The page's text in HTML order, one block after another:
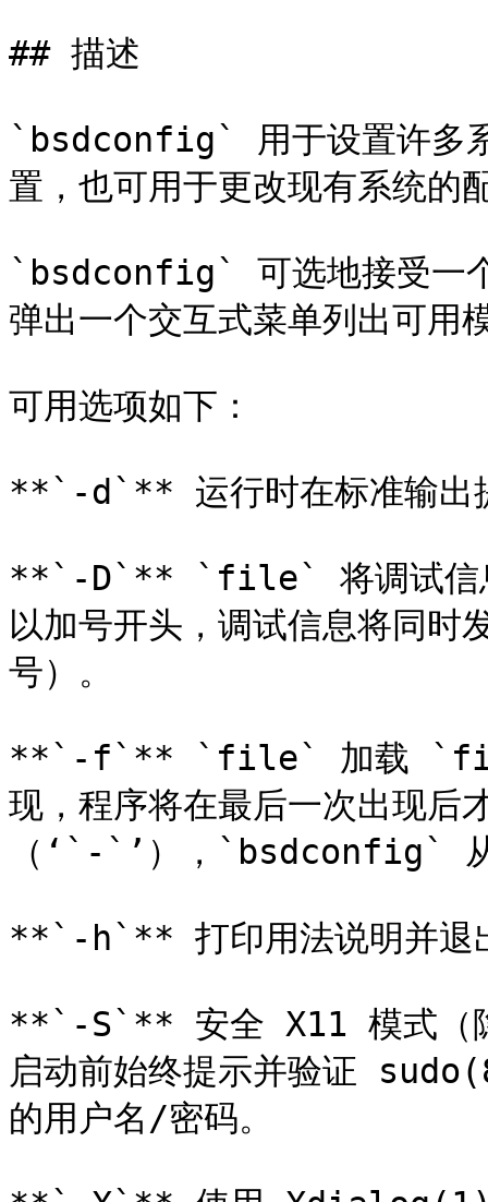
## 描述
`bsdconfig` 用于设置许多系
置，也可用于更改现有系统的
`bsdconfig` 可选地接受一个
弹出一个交互式菜单列出可用
可用选项如下：
**`-d`** 运行时在标准输出
**`-D`** `file` 将调试
以加号开头，调试信息将同时
号）。
**`-f`** `file` 加载 `file`
现，程序将在最后一次出现
（‘`-`’），`bsdconfig` 从
**`-h`** 打印用法说明并退
**`-S`** 安全 X11 模式（
启动前始终提示并验证
的用户名/密码。